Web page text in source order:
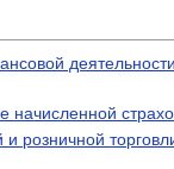
начисленной
и розничной